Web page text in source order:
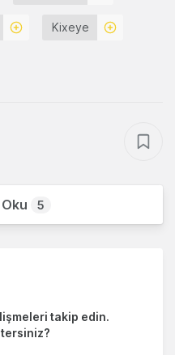
Kixeye
5
takip edin.